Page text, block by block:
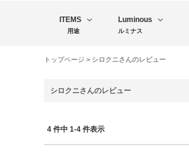
ITEMS
用途
Luminous
ルミナス
トップページ > シロクニさんのレビュー
シロクニさんのレビュー
4 件中 1-4 件表示